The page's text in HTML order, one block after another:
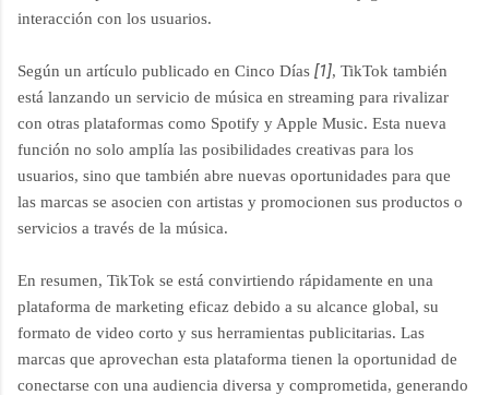
interacción con los usuarios.
Según un artículo publicado en Cinco Días [1], TikTok también
está lanzando un servicio de música en streaming para rivalizar
con otras plataformas como Spotify y Apple Music. Esta nueva
función no solo amplía las posibilidades creativas para los
usuarios, sino que también abre nuevas oportunidades para que
las marcas se asocien con artistas y promocionen sus productos o
servicios a través de la música.
En resumen, TikTok se está convirtiendo rápidamente en una
plataforma de marketing eficaz debido a su alcance global, su
formato de video corto y sus herramientas publicitarias. Las
marcas que aprovechan esta plataforma tienen la oportunidad de
conectarse con una audiencia diversa y comprometida, generando